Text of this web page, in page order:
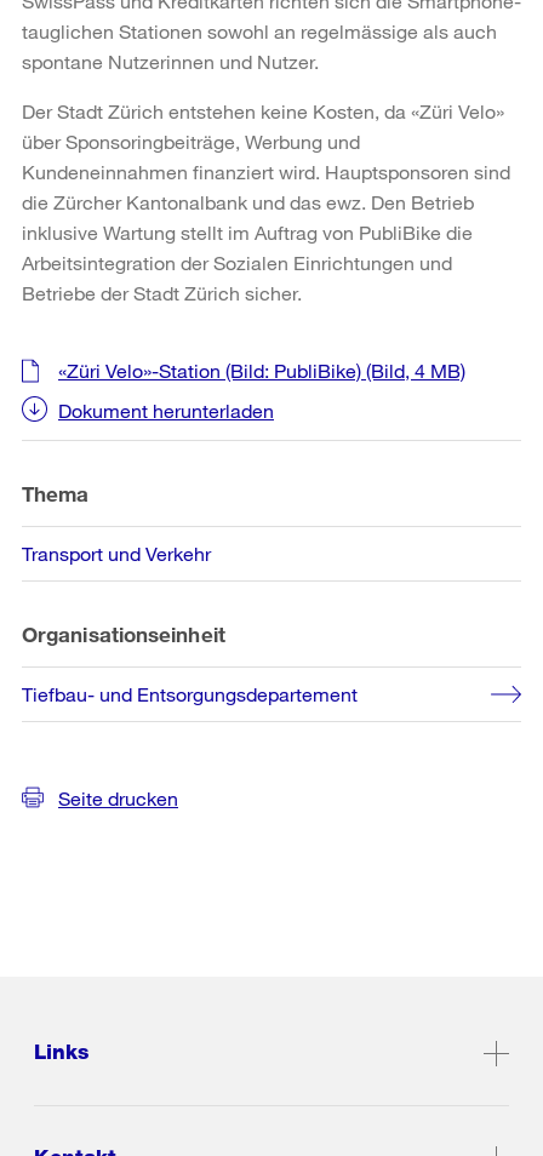
tauglichen Stationen sowohl an regelmässige als auch
spontane Nutzerinnen und Nutzer.
Der Stadt Zürich entstehen keine Kosten, da «Züri Velo»
über Sponsoringbeiträge, Werbung und
Kundeneinnahmen finanziert wird. Hauptsponsoren sind
die Zürcher Kantonalbank und das ewz. Den Betrieb
inklusive Wartung stellt im Auftrag von PubliBike die
Arbeitsintegration der Sozialen Einrichtungen und
Betriebe der Stadt Zürich sicher.
Weitere
Informationen
«Züri Velo»-Station (Bild: PubliBike) (Bild, 4 MB)
Dokument herunterladen
Thema
Transport und Verkehr
Organisationseinheit
Tiefbau- und Entsorgungsdepartement
Seite drucken
Links